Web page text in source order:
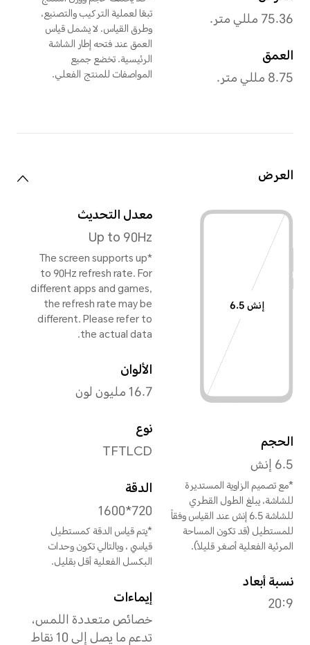
التيتانيوم أسود ليلي
الوزن
تقريبًا 190 جرام (بما في
ذلك البطارية).
* قد يختلف حجم ووزن المنتج
تبعًا لعملية التركيب والتصنيع،
وطرق القياس. لا يشمل قياس
العمق عند فتحه إطار الشاشة
الرئيسية. تخضع جميع
المواصفات للمنتج الفعلي.